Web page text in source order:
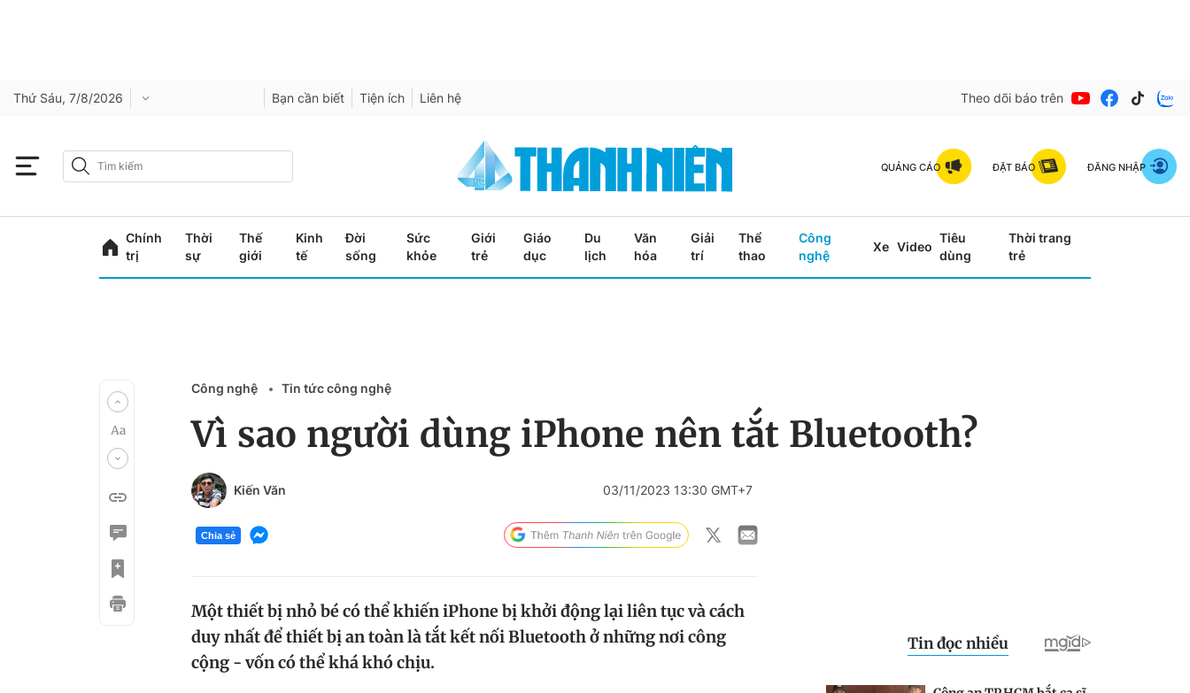
Thứ Sáu, 7/8/2026 Bạn cần biết Tiện ích Liên hệ Theo dõi báo trên
QUẢNG CÁO ĐẶT BÁO ĐĂNG NHẬP
Chính
trị
Thời
sự
Thế
giới
Kinh
tế
Đời
sống
Sức
khỏe
Giới
trẻ
Giáo
dục
Du
lịch
Văn
hóa
Giải
trí
Thể
thao
Công
nghệ
Xe Video
Tiêu
dùng
Thời trang
trẻ
Công nghệ Tin tức công nghệ
Vì sao người dùng iPhone nên tắt Bluetooth?
Kiến Văn 03/11/2023 13:30 GMT+7
Chia sẻ
Một thiết bị nhỏ bé có thể khiến iPhone bị khởi động lại liên tục và cách
duy nhất để thiết bị an toàn là tắt kết nối Bluetooth ở những nơi công
cộng - vốn có thể khá khó chịu.